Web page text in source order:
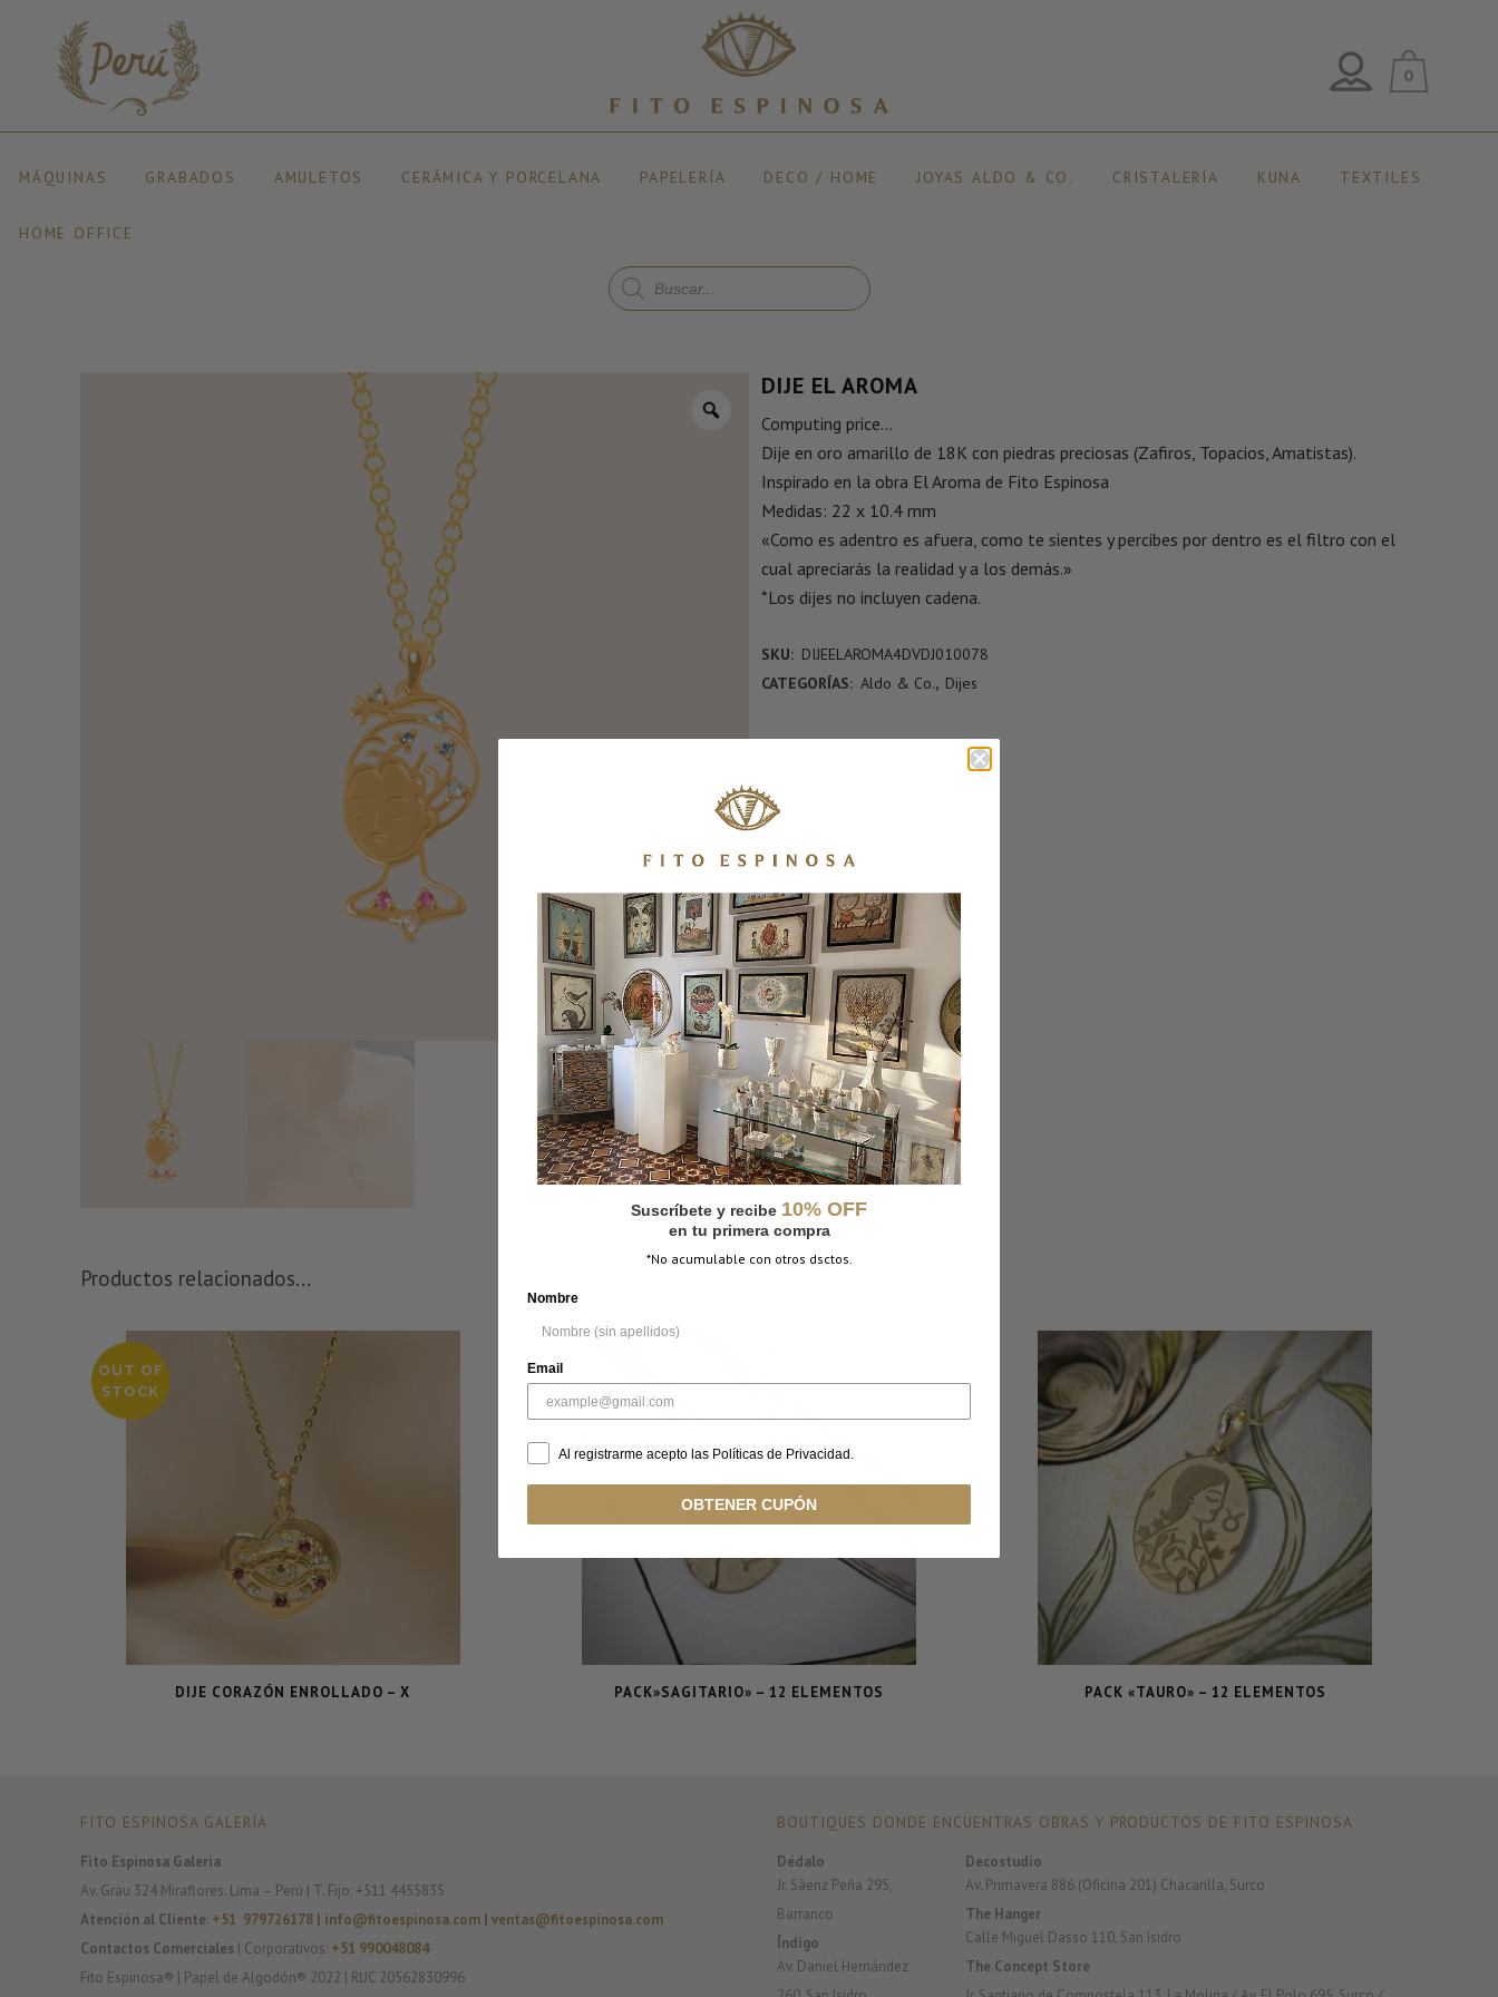
0
MÁQUINAS GRABADOS AMULETOS CERÁMICA Y PORCELANA PAPELERÍA DECO / HOME JOYAS ALDO & CO. CRISTALERÍA KUNA TEXTILES
HOME OFFICE
DIJE EL AROMA
Computing price...
Dije en oro amarillo de 18K con piedras preciosas (Zafiros, Topacios, Amatistas).
Inspirado en la obra El Aroma de Fito Espinosa
Medidas: 22 x 10.4 mm
«Como es adentro es afuera, como te sientes y percibes por dentro es el filtro con el
cual apreciarás la realidad y a los demás.»
*Los dijes no incluyen cadena.
SKU: DIJEELAROMA4DVDJ010078
CATEGORÍAS: Aldo & Co., Dijes
Productos relacionados...
OUT OF
STOCK
DIJE CORAZÓN ENROLLADO – X PACK»SAGITARIO» – 12 ELEMENTOS PACK «TAURO» – 12 ELEMENTOS
FITO ESPINOSA GALERÍA
Fito Espinosa Galería
Av. Grau 324 Miraflores. Lima – Perú | T. Fijo: +511 4455835
Atención al Cliente: +51 979726178 | info@fitoespinosa.com | ventas@fitoespinosa.com
Contactos Comerciales | Corporativos: +51 990048084
Fito Espinosa® | Papel de Algodón® 2022 | RUC 20562830996
BOUTIQUES DONDE ENCUENTRAS OBRAS Y PRODUCTOS DE FITO ESPINOSA
Dédalo
Jr. Sáenz Peña 295,
Barranco
Índigo
Av. Daniel Hernández
Decostudio
Av. Primavera 886 (Oficina 201) Chacarilla, Surco
The Hanger
Calle Miguel Dasso 110, San Isidro
The Concept Store
Suscríbete y recibe 10% OFF
en tu primera compra
*No acumulable con otros dsctos.
Nombre
Email
Al registrarme acepto las Políticas de Privacidad.
OBTENER CUPÓN